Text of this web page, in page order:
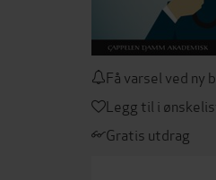
Få varsel ved
Legg til i
Gratis utdrag